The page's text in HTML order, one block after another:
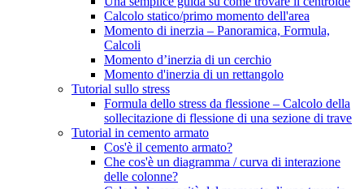
Calcolo statico/primo momento dell'area
Momento di inerzia – Panoramica, Formula,
Calcoli
Momento d’inerzia di un cerchio
Momento d'inerzia di un rettangolo
Tutorial sullo stress
Formula dello stress da flessione – Calcolo della
sollecitazione di flessione di una sezione di trave
Tutorial in cemento armato
Cos'è il cemento armato?
Che cos'è un diagramma / curva di interazione
delle colonne?